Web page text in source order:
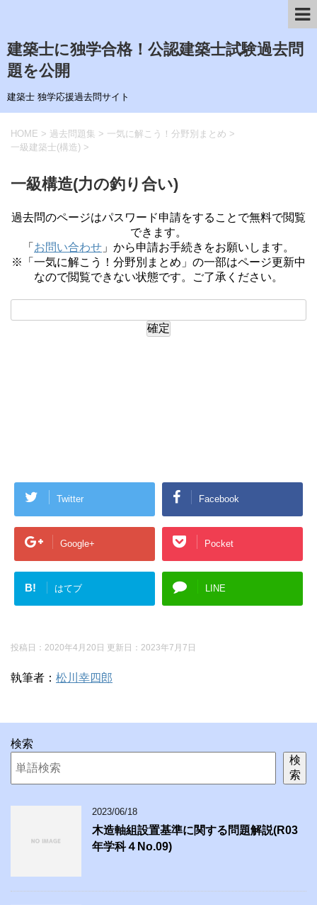
建築士に独学合格！公認建築士試験過去問
題を公開
建築士 独学応援過去問サイト
HOME > 過去問題集 > 一気に解こう！分野別まとめ >
一級建築士(構造) >
一級構造(力の釣り合い)
過去問のページはパスワード申請をすることで無料で閲覧
できます。
「 お問い合わせ 」から申請お手続きをお願いします。
※「一気に解こう！分野別まとめ」の一部はページ更新中
なので閲覧できない状態です。ご了承ください。
Twitter Facebook
Google+ Pocket
B! はてブ LINE
投稿日：2020年4月20日 更新日： 2023年7月7日
執筆者： 松川幸四郎
検索
検
索
2023/06/18
木造軸組設置基準に関する問題解説(R03
年学科４No.09)